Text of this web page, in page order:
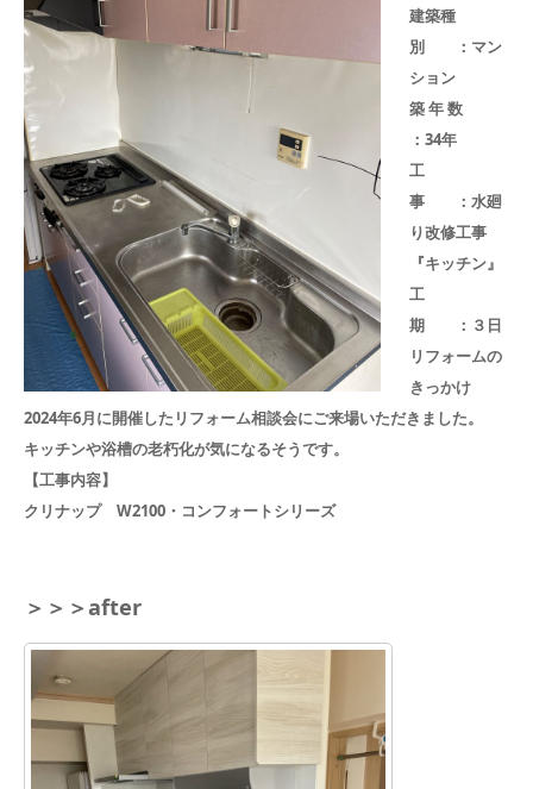
建築種
別 ：マン
ション
築 年 数
：34年
工
事 ：水廻
り改修工事
『キッチン』
工
期 ：３日
リフォームの
きっかけ
2024年6月に開催したリフォーム相談会にご来場いただきました。
キッチンや浴槽の老朽化が気になるそうです。
【工事内容】
クリナップ W2100・コンフォートシリーズ
＞＞＞after